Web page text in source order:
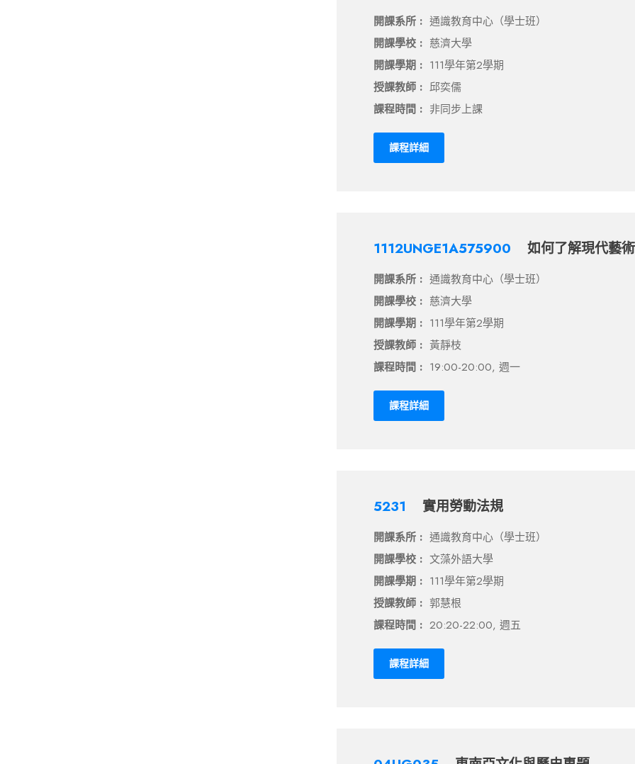
開課系所 : 通識教育中心（學士班）
開課學校 : 慈濟大學
開課學期 : 111學年第2學期
授課教師 : 邱奕儒
課程時間 : 非同步上課
課程詳細
1112UNGE1A575900 如何了解現代藝術
開課系所 : 通識教育中心（學士班）
開課學校 : 慈濟大學
開課學期 : 111學年第2學期
授課教師 : 黃靜枝
課程時間 : 19:00-20:00, 週一
課程詳細
5231 實用勞動法規
開課系所 : 通識教育中心（學士班）
開課學校 : 文藻外語大學
開課學期 : 111學年第2學期
授課教師 : 郭慧根
課程時間 : 20:20-22:00, 週五
課程詳細